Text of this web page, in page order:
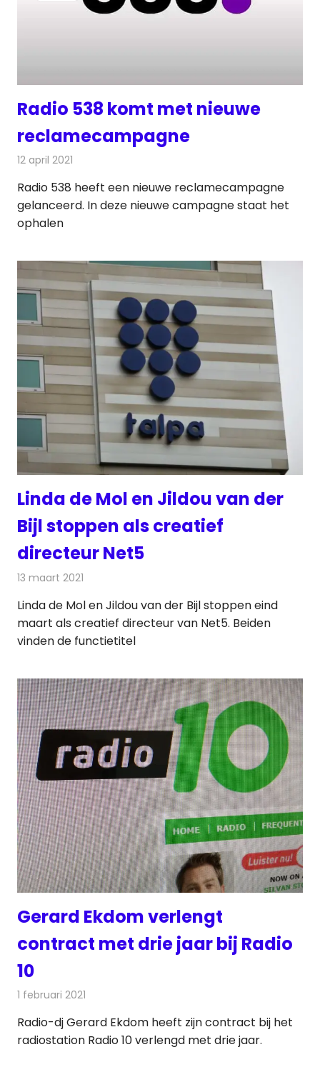
Radio 538 komt met nieuwe
reclamecampagne
12 april 2021
Radio 538 heeft een nieuwe reclamecampagne
gelanceerd. In deze nieuwe campagne staat het
ophalen
Linda de Mol en Jildou van der
Bijl stoppen als creatief
directeur Net5
13 maart 2021
Linda de Mol en Jildou van der Bijl stoppen eind
maart als creatief directeur van Net5. Beiden
vinden de functietitel
Gerard Ekdom verlengt
contract met drie jaar bij Radio
10
1 februari 2021
Radio-dj Gerard Ekdom heeft zijn contract bij het
radiostation Radio 10 verlengd met drie jaar.